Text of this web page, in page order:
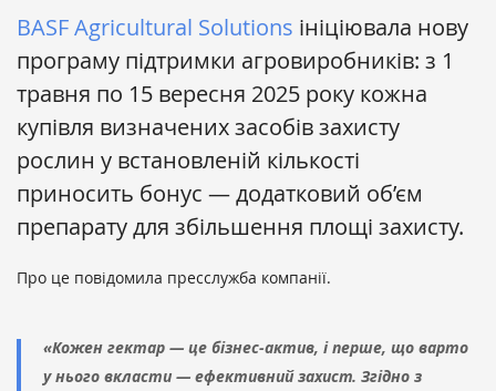
BASF Agricultural Solutions ініціювала нову
програму підтримки агровиробників: з 1
травня по 15 вересня 2025 року кожна
купівля визначених засобів захисту
рослин у встановленій кількості
приносить бонус — додатковий об’єм
препарату для збільшення площі захисту.
Про це повідомила пресслужба компанії.
«Кожен гектар — це бізнес-актив, і перше, що варто
у нього вкласти — ефективний захист. Згідно з